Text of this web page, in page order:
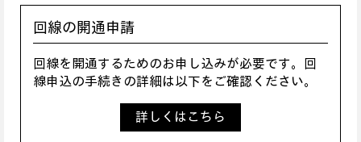
回線の開通申請
回線を開通するためのお申し込みが必要です。回
線申込の手続きの詳細は以下をご確認ください。
詳しくはこちら